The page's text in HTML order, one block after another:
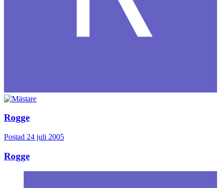
Rogge
Postad 24 juli 2005
Rogge